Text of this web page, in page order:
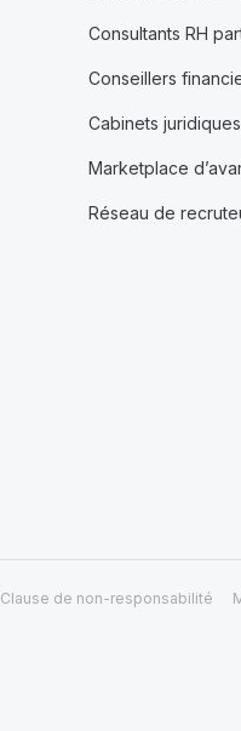
Consultants RH
Conseillers
Cabinets
Marketplace
Réseau de
Clause de non-responsabilité